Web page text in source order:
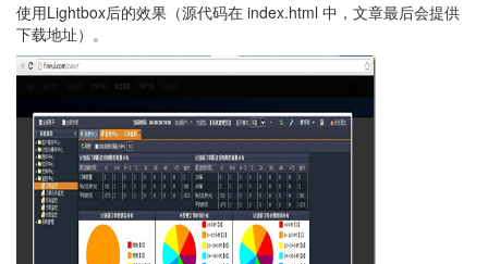
使用Lightbox后的效果（源代码在 index.html 中，文章最后会提供
下载地址）。